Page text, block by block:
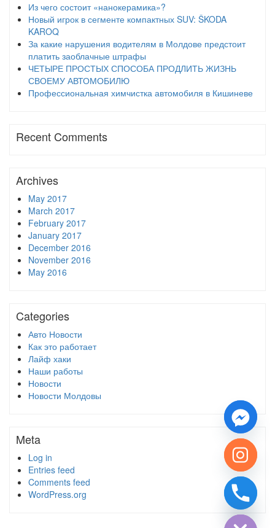
Из чего состоит «нанокерамика»?
Новый игрок в сегменте компактных SUV: ŠKODA
KAROQ
За какие нарушения водителям в Молдове предстоит
платить заоблачные штрафы
ЧЕТЫРЕ ПРОСТЫХ СПОСОБА ПРОДЛИТЬ ЖИЗНЬ
СВОЕМУ АВТОМОБИЛЮ
Профессиональная химчистка автомобиля в Кишиневе
Recent Comments
Archives
May 2017
March 2017
February 2017
January 2017
December 2016
November 2016
May 2016
Categories
Авто Новости
Как это работает
Лайф хаки
Наши работы
Новости
Новости Молдовы
Meta
Log in
Entries feed
Comments feed
WordPress.org
Hide
chaty